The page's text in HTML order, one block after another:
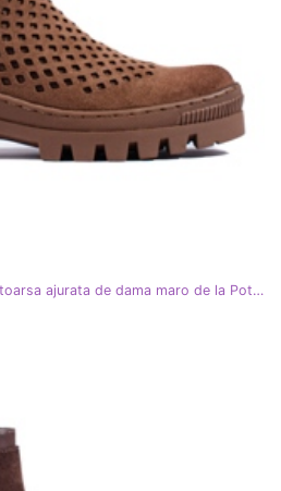
W. Potocki Botine din piele intoarsa ajurata de dama maro de la Potocki